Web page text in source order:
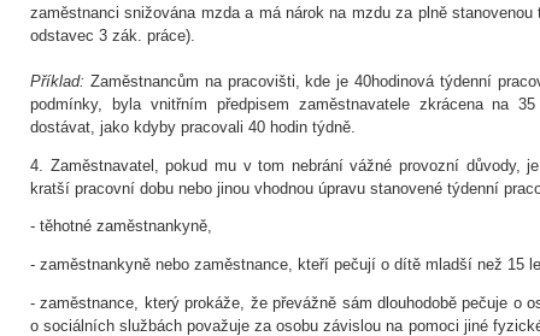
zaměstnanci snižována mzda a má nárok na mzdu za plně
odstavec 3 zák. práce).
Příklad: Zaměstnancům na pracovišti, kde je 40hodinová týdenní
podmínky, byla vnitřním předpisem zaměstnavatele zkrácena na
dostávat, jako kdyby pracovali 40 hodin týdně.
4. Zaměstnavatel, pokud mu v tom nebrání vážné provozní důvody,
kratší pracovní dobu nebo jinou vhodnou úpravu stanovené týdenní
- těhotné zaměstnankyně,
- zaměstnankyně nebo zaměstnance, kteří pečují o dítě mladší než 15
- zaměstnance, který prokáže, že převážně sám dlouhodobě pečuje o
o sociálních službách považuje za osobu závislou na pomoci jiné